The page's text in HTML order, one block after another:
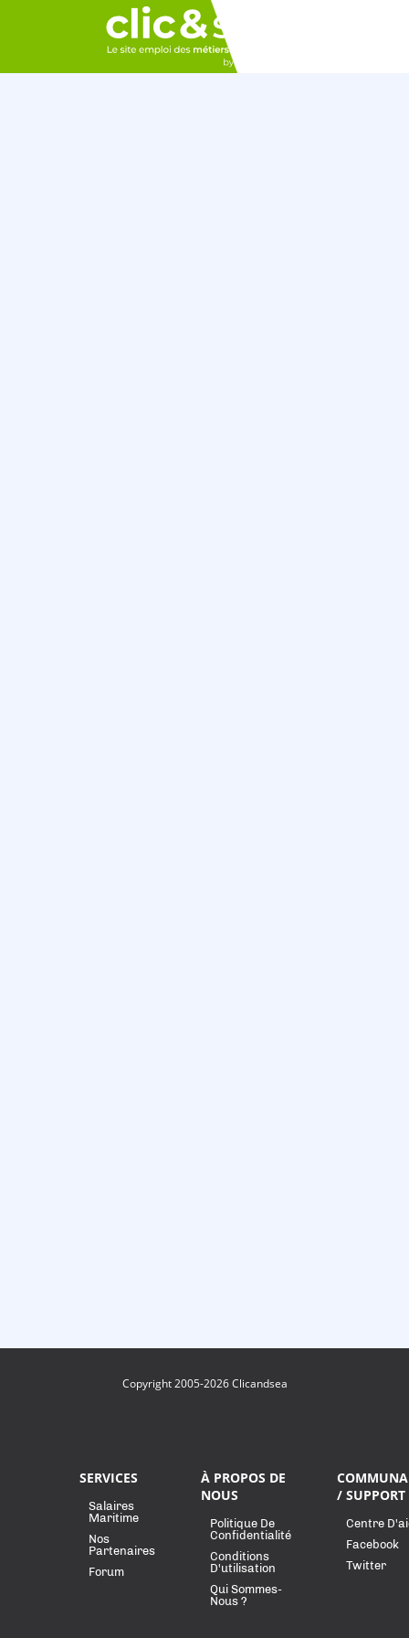
Copyright 2005-2026 Clicandsea
SERVICES
Salaires
Maritime
Nos
Partenaires
Forum
À PROPOS DE
NOUS
Politique De
Confidentialité
Conditions
D'utilisation
Qui Sommes-
Nous ?
/ SUPPORT
Centre
Facebook
Twitter